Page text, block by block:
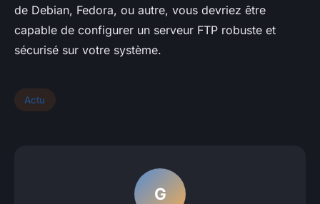
de Debian, Fedora, ou autre, vous devriez être
capable de configurer un serveur FTP robuste et
sécurisé sur votre système.
Actu
G